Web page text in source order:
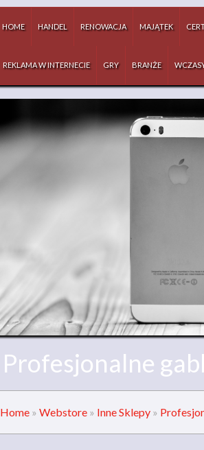
HOME HANDEL RENOWACJA MAJĄTEK
REKLAMA W INTERNECIE GRY BRANŻE
Profesjonalne
Home » Webstore » Inne Sklepy »